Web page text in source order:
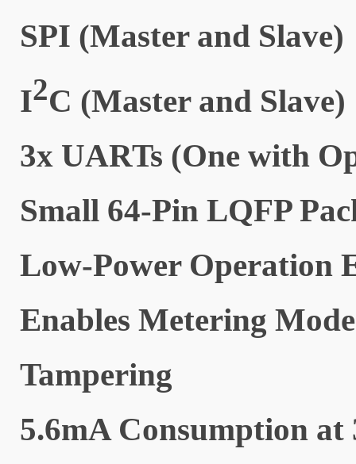
SPI (Master and Slave)
I2C (Master and Slave)
3x UARTs (One with
Small 64-Pin LQFP
Low-Power Operation
Enables Metering
Tampering
5.6mA Consumption